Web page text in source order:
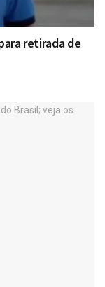
retirada de